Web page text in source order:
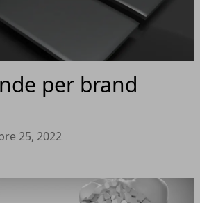
per brand
25, 2022